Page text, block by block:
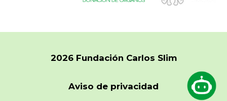
2026 Fundación Carlos Slim
Aviso de privacidad